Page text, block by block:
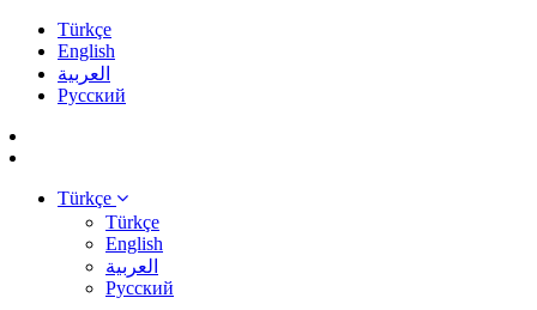
Türkçe
English
العربية
Pусский
Türkçe
Türkçe
English
العربية
Pусский